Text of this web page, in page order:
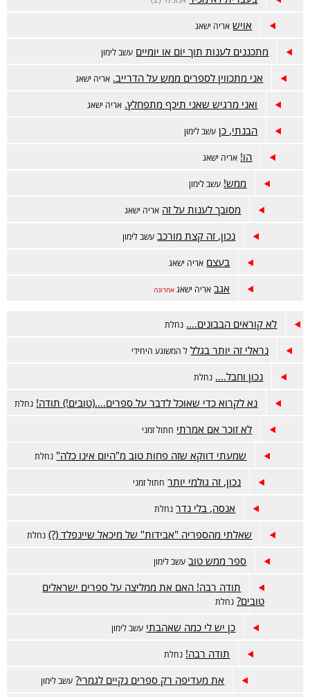
אויש אריה ישאג
מתכננים לענות תוך יום או יומיים עשב לימון
אני מתכווין לספרים ממש על הדרייב. אריה ישאג
ואני מרגיש שאני תיכף מתפחלץ. אריה ישאג
הבנתי, כן עשב לימון
הו! אריה ישאג
ממש! עשב לימון
מסובך לענות על זה אריה ישאג
נכון, זה קצת מורכב עשב לימון
בעצם אריה ישאג
אגב אריה ישאג אחרונה
לא קוראים הבבונים.... נחלת
נראלי זה יותר בגלל ל המשוגע היחידי
נכון וחבל.... נחלת
נא לקרוא כדי שאוכל לדבר על ספרים....(טובים!) תודה! נחלת
לא זוכר אם אמרתי חתול זמני
שמעתי דווקא שזה פחות טוב מ"היום אינו כלה" נחלת
נכון, זה גולמי יותר חתול זמני
אנסה, בלי נדר נחלת
שאלתי מהספריה "אבידות" של מיכאל שיינפלד (?) נחלת
ספר ממש טוב עשב לימון
תודה רבה! האם את ממליצה על ספרים ישראלים
טובים? נחלת
כן יש לי כמה שאהבתי עשב לימון
תודה רבה! נחלת
את מעדיפה רק ספרים נקיים לגמרי? עשב לימון